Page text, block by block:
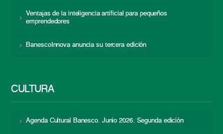
Ventajas de la inteligencia artificial para pequeños
emprendedores
BanescoInnova anuncia su tercera edición
CULTURA
Agenda Cultural Banesco. Junio 2026. Segunda edición